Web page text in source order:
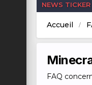
NEWS TICKER
Accueil
FAQ